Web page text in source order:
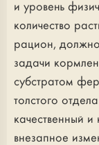
и уровень
количество
рацион,
задачи
субстратом
толстого
качественный и
внезапное